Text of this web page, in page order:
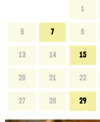
1
6 7 8
13 14 15
20 21 22
27 28 29